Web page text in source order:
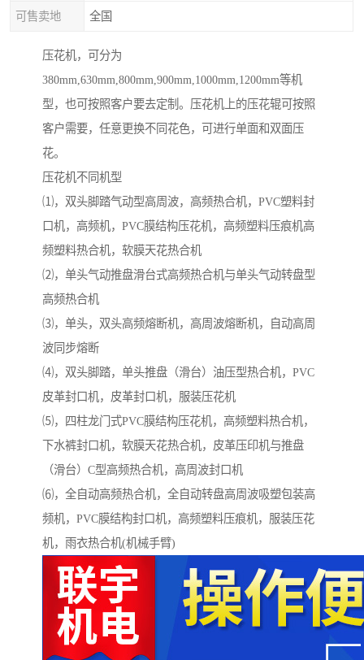
可售卖地 全国
压花机，可分为
380mm,630mm,800mm,900mm,1000mm,1200mm等机
型，也可按照客户要去定制。压花机上的压花辊可按照
客户需要，任意更换不同花色，可进行单面和双面压
花。
压花机不同机型
⑴，双头脚踏气动型高周波，高频热合机，PVC塑料封
口机，高频机，PVC膜结构压花机，高频塑料压痕机高
频塑料热合机，软膜天花热合机
⑵，单头气动推盘滑台式高频热合机与单头气动转盘型
高频热合机
⑶，单头，双头高频熔断机，高周波熔断机，自动高周
波同步熔断
⑷，双头脚踏，单头推盘（滑台）油压型热合机，PVC
皮革封口机，皮革封口机，服装压花机
⑸，四柱龙门式PVC膜结构压花机，高频塑料热合机，
下水裤封口机，软膜天花热合机，皮革压印机与推盘
（滑台）C型高频热合机，高周波封口机
⑹，全自动高频热合机，全自动转盘高周波吸塑包装高
频机，PVC膜结构封口机，高频塑料压痕机，服装压花
机，雨衣热合机(机械手臂)